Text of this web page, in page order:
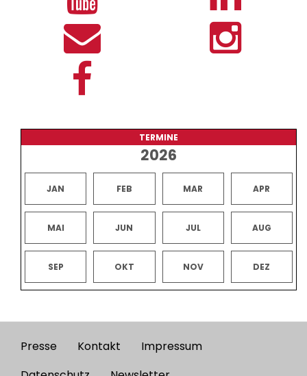
TERMINE
2026
JAN FEB MAR APR
MAI JUN JUL AUG
SEP OKT NOV DEZ
Footer
Presse Kontakt
Impressum